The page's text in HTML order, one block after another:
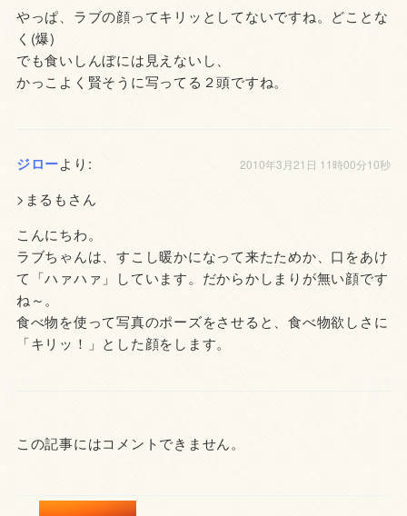
やっぱ、ラブの顔ってキリッとしてないですね。どことな
く(爆)
でも食いしんぼには見えないし、
かっこよく賢そうに写ってる２頭ですね。
ジローより: 2010年3月21日 11時00分10秒
>まるもさん
こんにちわ。
ラブちゃんは、すこし暖かになって来たためか、口をあけ
て「ハァハァ」しています。だからかしまりが無い顔です
ね～。
食べ物を使って写真のポーズをさせると、食べ物欲しさに
「キリッ！」とした顔をします。
この記事にはコメントできません。